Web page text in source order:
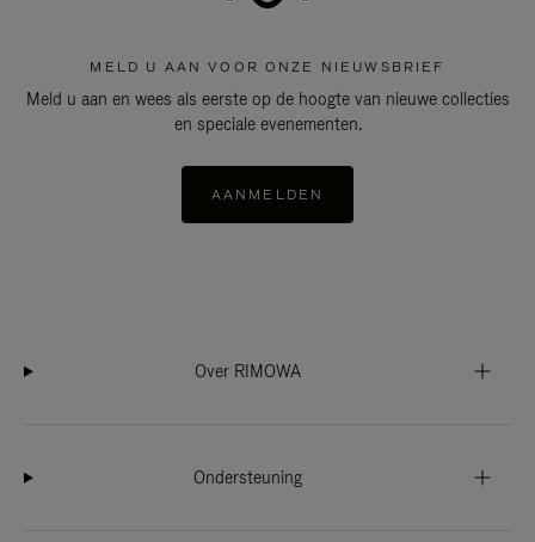
MELD U AAN VOOR ONZE NIEUWSBRIEF
Meld u aan en wees als eerste op de hoogte van nieuwe collecties
en speciale evenementen.
AANMELDEN
Over RIMOWA
Ondersteuning